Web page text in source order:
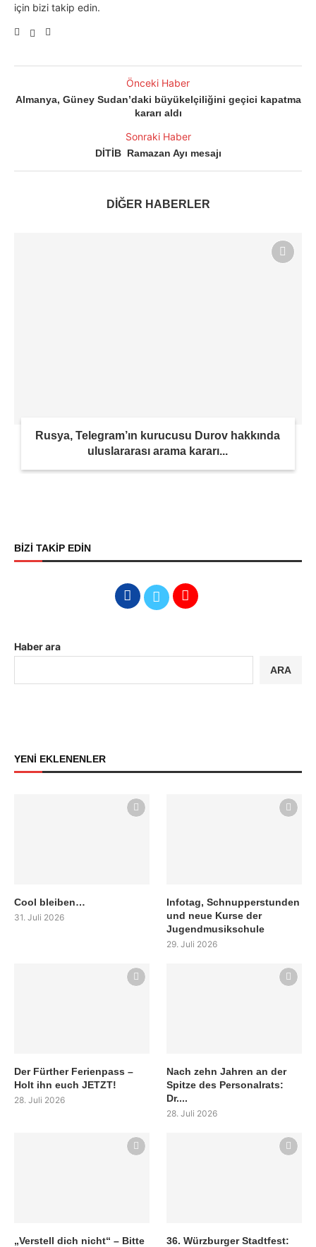
için bizi takip edin.
Önceki Haber
Almanya, Güney Sudan’daki büyükelçiliğini geçici kapatma
kararı aldı
Sonraki Haber
DİTİB Ramazan Ayı mesajı
DİĞER HABERLER
Rusya, Telegram’ın kurucusu Durov hakkında
uluslararası arama kararı...
BİZİ TAKİP EDİN
Haber ara
ARA
YENİ EKLENENLER
Cool bleiben…
31. Juli 2026
Infotag, Schnupperstunden
und neue Kurse der
Jugendmusikschule
29. Juli 2026
Der Fürther Ferienpass –
Holt ihn euch JETZT!
28. Juli 2026
Nach zehn Jahren an der
Spitze des Personalrats:
Dr....
28. Juli 2026
„Verstell dich nicht“ – Bitte
36. Würzburger Stadtfest: